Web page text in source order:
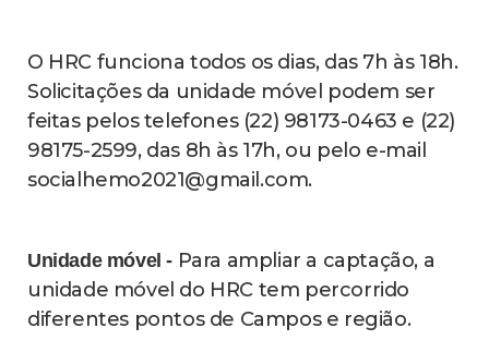
O HRC funciona todos os dias, das 7h às 18h.
Solicitações da unidade móvel podem ser
feitas pelos telefones (22) 98173-0463 e (22)
98175-2599, das 8h às 17h, ou pelo e-mail
socialhemo2021@gmail.com.
Unidade móvel - Para ampliar a captação, a
unidade móvel do HRC tem percorrido
diferentes pontos de Campos e região.